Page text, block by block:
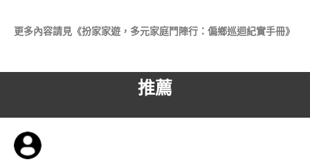
更多內容請見《扮家家遊，多元家庭鬥陣行：偏鄉巡迴紀實手冊》
推薦